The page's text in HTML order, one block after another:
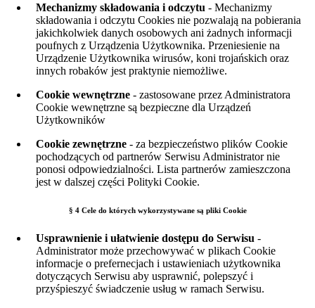
Mechanizmy składowania i odczytu - Mechanizmy
składowania i odczytu Cookies nie pozwalają na pobierania
jakichkolwiek danych osobowych ani żadnych informacji
poufnych z Urządzenia Użytkownika. Przeniesienie na
Urządzenie Użytkownika wirusów, koni trojańskich oraz
innych robaków jest praktynie niemożliwe.
Cookie wewnętrzne - zastosowane przez Administratora
Cookie wewnętrzne są bezpieczne dla Urządzeń
Użytkowników
Cookie zewnętrzne - za bezpieczeństwo plików Cookie
pochodzących od partnerów Serwisu Administrator nie
ponosi odpowiedzialności. Lista partnerów zamieszczona
jest w dalszej części Polityki Cookie.
§ 4 Cele do których wykorzystywane są pliki Cookie
Usprawnienie i ułatwienie dostępu do Serwisu -
Administrator może przechowywać w plikach Cookie
informacje o prefernecjach i ustawieniach użytkownika
dotyczących Serwisu aby usprawnić, polepszyć i
przyśpieszyć świadczenie usług w ramach Serwisu.